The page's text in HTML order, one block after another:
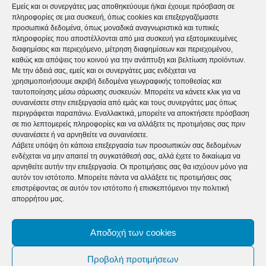
Εμείς και οι συνεργάτες μας αποθηκεύουμε ή/και έχουμε πρόσβαση σε
πληροφορίες σε μια συσκευή, όπως cookies και επεξεργαζόμαστε
προσωπικά δεδομένα, όπως μοναδικά αναγνωριστικά και τυπικές
πληροφορίες που αποστέλλονται από μια συσκευή για εξατομικευμένες
διαφημίσεις και περιεχόμενο, μέτρηση διαφημίσεων και περιεχομένου,
καθώς και απόψεις του κοινού για την ανάπτυξη και βελτίωση προϊόντων.
Με την άδειά σας, εμείς και οι συνεργάτες μας ενδέχεται να
χρησιμοποιήσουμε ακριβή δεδομένα γεωγραφικής τοποθεσίας και
ταυτοποίησης μέσω σάρωσης συσκευών. Μπορείτε να κάνετε κλικ για να
συναινέσετε στην επεξεργασία από εμάς και τους συνεργάτες μας όπως
περιγράφεται παραπάνω. Εναλλακτικά, μπορείτε να αποκτήσετε πρόσβαση
σε πιο λεπτομερείς πληροφορίες και να αλλάξετε τις προτιμήσεις σας πριν
συναινέσετε ή να αρνηθείτε να συναινέσετε.
Λάβετε υπόψη ότι κάποια επεξεργασία των προσωπικών σας δεδομένων
ενδέχεται να μην απαιτεί τη συγκατάθεσή σας, αλλά έχετε το δικαίωμα να
αρνηθείτε αυτήν την επεξεργασία. Οι προτιμήσεις σας θα ισχύουν μόνο για
αυτόν τον ιστότοπο. Μπορείτε πάντα να αλλάξετε τις προτιμήσεις σας
επιστρέφοντας σε αυτόν τον ιστότοπο ή επισκεπτόμενοι την πολιτική
απορρήτου μας.
Αποδοχή των cookies
Προβολή προτιμήσεων
γονέων και παιδιών μας δείχνει ότι μπορούμε όλοι
μαζί να οικοδομήσουμε ένα πιο υγιές μέλλον για τις
νέες γενιές.»
Ο Διπλωματικός Εκπρόσωπος της UNICEF στην
Ελλάδα Ghassan Khalil, δήλωσε:
«Είμαστε ιδιαίτερα υπερήφανοι και χαρούμενοι για
την άκρως επιτυχημένη ολοκλήρωση της πρώτης
φάσης αυτής της καθοριστικής σημασίας
πρωτοβουλίας για τα παιδιά και τους νέους της
πέντε πρώτες πόλεις από τις συνολικά δεκατρείς που
στοχεύουμε να επισκεφτούμε εντός των ορίων